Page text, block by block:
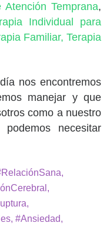
Atención Temprana,
Individual para
Familiar,Terapia
nos encontremos
manejar y que
como a nuestro
necesitar
#Ansiedad,